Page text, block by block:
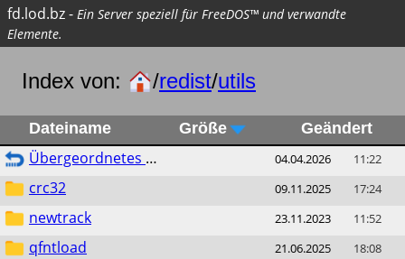
fd.lod.bz- Ein Server speziell für FreeDOS™ und verwandte
Elemente.
Index von: /redist/utils
Dateiname Größe Geändert
Übergeordnetes Verzeichnis 04.04.2026 11:22
crc32 09.11.2025 17:24
newtrack 23.11.2023 11:52
qfntload 21.06.2025 18:08